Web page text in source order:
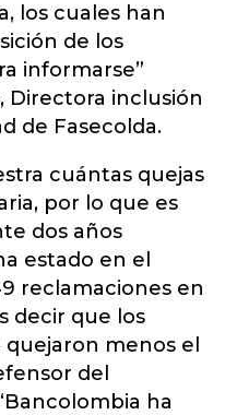
los cuales han
de los
informarse”
Directora inclusión
de Fasecolda.
cuántas quejas
por lo que es
dos años
estado en el
reclamaciones en
decir que los
menos el
del
ha